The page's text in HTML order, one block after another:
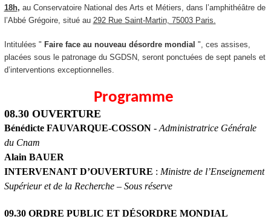
18h, au Conservatoire National des Arts et Métiers, dans l’amphithéâtre de
l’Abbé Grégoire, situé au 292 Rue Saint-Martin, 75003 Paris.
Intitulées " Faire face au nouveau désordre mondial ", ces assises,
placées sous le patronage du SGDSN, seront ponctuées de sept panels et
d’interventions exceptionnelles.
Programme
08.30 OUVERTURE
Bénédicte FAUVARQUE-COSSON- Administratrice Générale
du Cnam
Alain BAUER
INTERVENANT D’OUVERTURE : Ministre de l’Enseignement
Supérieur et de la Recherche – Sous réserve
09.30 ORDRE PUBLIC ET DÉSORDRE MONDIAL